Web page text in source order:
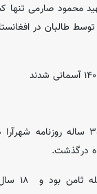
محمود صارمی
طالبان در
المیرا منشادی، خبرنگار ۳۵ ساله
وی